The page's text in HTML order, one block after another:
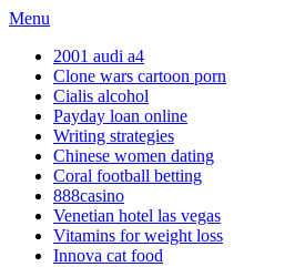
Menu
2001 audi a4
Clone wars cartoon porn
Cialis alcohol
Payday loan online
Writing strategies
Chinese women dating
Coral football betting
888casino
Venetian hotel las vegas
Vitamins for weight loss
Innova cat food